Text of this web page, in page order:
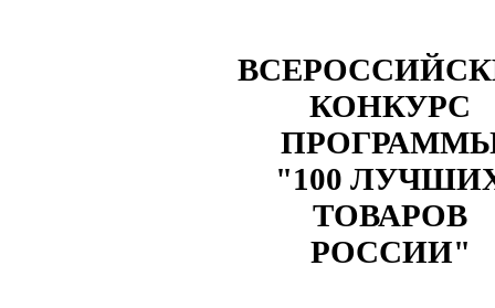
КОНКУРС
"100
ТОВАРОВ
РОССИИ"